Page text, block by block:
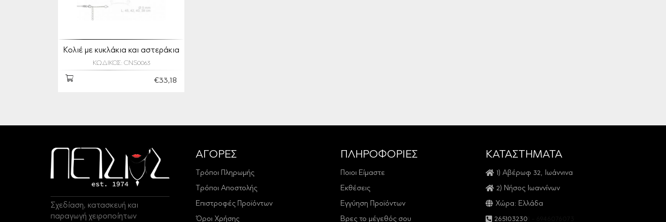
Κολιέ με κυκλάκια και αστεράκια
ΚΩΔΙΚΟΣ: CNS0063
€33,18
Σχεδίαση, κατασκευή και
παραγωγή χειροποίητων
ΑΓΟΡΕΣ
Τρόποι Πληρωμής
Τρόποι Αποστολής
Επιστροφές Προϊόντων
Όροι Χρήσης
ΠΛΗΡΟΦΟΡΙΕΣ
Ποιοι Είμαστε
Εκθέσεις
Εγγύηση Προϊόντων
Βρες το μέγεθός σου
ΚΑΤΑΣΤΗΜΑΤΑ
1) Αβέρωφ 32, Ιωάννινα
2) Νήσος Ιωαννίνων
Χώρα: Ελλάδα
2651032301